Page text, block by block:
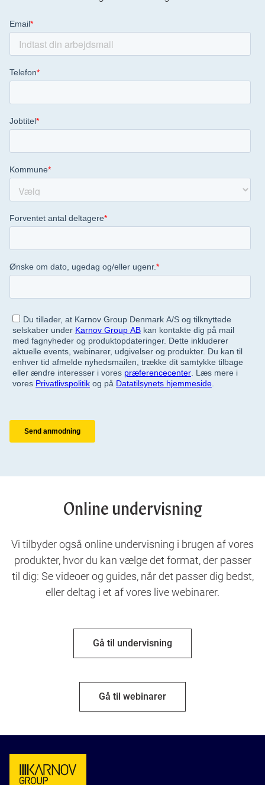
Online undervisning
Vi tilbyder også online undervisning i brugen af vores
produkter, hvor du kan vælge det format, der passer
til dig: Se videoer og guides, når det passer dig bedst,
eller deltag i et af vores live webinarer.
Gå til undervisning
Gå til webinarer